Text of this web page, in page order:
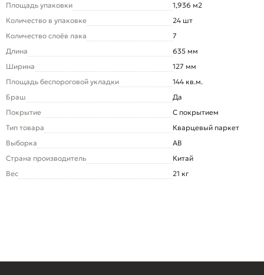
Площадь упаковки
1,936 м2
Количество в упаковке
24 шт
Количество слоёв лака
7
Длина
635 мм
Ширина
127 мм
Площадь беспороговой укладки
144 кв.м.
Браш
Да
Покрытие
С покрытием
Тип товара
Кварцевый паркет
Выборка
AB
Страна производитель
Китай
Вес
21 кг